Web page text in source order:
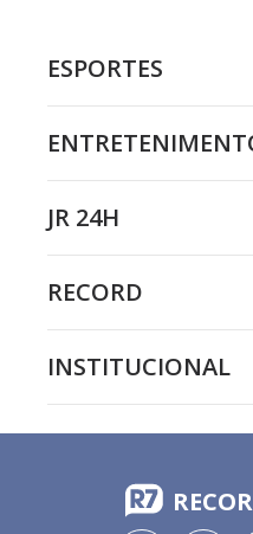
ESPORTES
JR 24H
RECORD
INSTITUCIONAL